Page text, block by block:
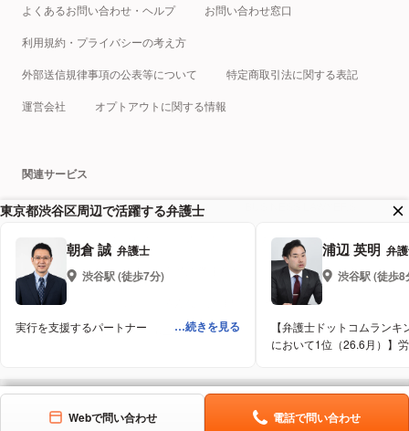
東京都渋谷区周辺で活躍する弁護士
朝倉 誠 弁護士
渋谷駅 (徒歩7分)
実行を支援するパートナー 続きを見る
浦辺 英明 弁
渋谷駅 (徒歩8
【弁護士ドットコムランキ
において1位（26.6月）】
Webで問い合わせ 電話で問い合わせ
よくあるお問い合わせ・ヘルプ お問い合わせ窓口
利用規約・プライバシーの考え方
外部送信規律事項の公表等について 特定商取引法に関する表記
運営会社 オプトアウトに関する情報
関連サービス
税理士ドットコム クラウドサイン
プロフェッショナルテック総研
相続弁護士 ドットコム 企業法務弁護士 ドットコム
離婚弁護士 ドットコム みんなの法律相談まとめアーカイブ
UNITIS AI炎上チェッカー